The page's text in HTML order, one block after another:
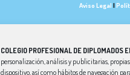
COLEGIO PROFESIONAL DE DIPLOMADOS
personalización, análisis y publicitarias,
dispositivo, así como hábitos de navegación
Aviso Legal |